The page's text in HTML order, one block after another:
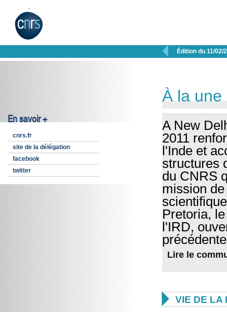
 Édition du 11/02/
En savoir +
cnrs.fr
site de la délégation
facebook
twitter
À la une
A New
2011
l'Inde et
structures
du CNRS
mission
Pretoria,
l'IRD,
Lire le
 VIE DE LA